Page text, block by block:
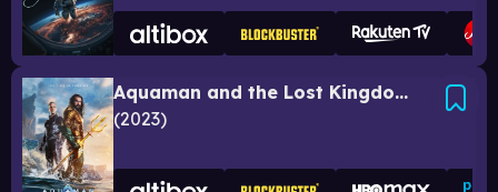
Aquaman and the Lost Kingdom
2023